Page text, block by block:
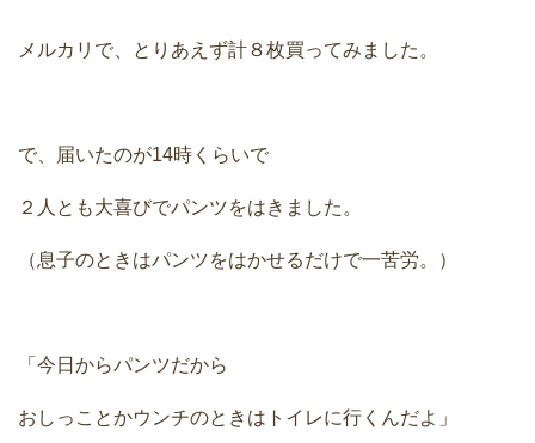
メルカリで、とりあえず計８枚買ってみました。
で、届いたのが14時くらいで
２人とも大喜びでパンツをはきました。
（息子のときはパンツをはかせるだけで一苦労。）
「今日からパンツだから
おしっことかウンチのときはトイレに行くんだよ」